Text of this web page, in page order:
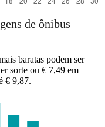
de ônibus
baratas podem ser
sorte ou € 7,49 em
€ 9,87.